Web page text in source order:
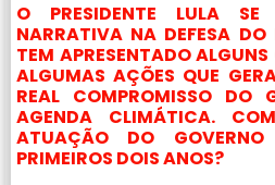
O PRESIDENTE LULA
NARRATIVA NA DEFESA
TEM APRESENTADO
ALGUMAS AÇÕES QUE
REAL COMPROMISSO DO
AGENDA CLIMÁTICA.
ATUAÇÃO DO GOVERNO
PRIMEIROS DOIS ANOS?